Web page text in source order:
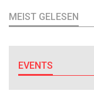
MEIST GELESEN
EVENTS